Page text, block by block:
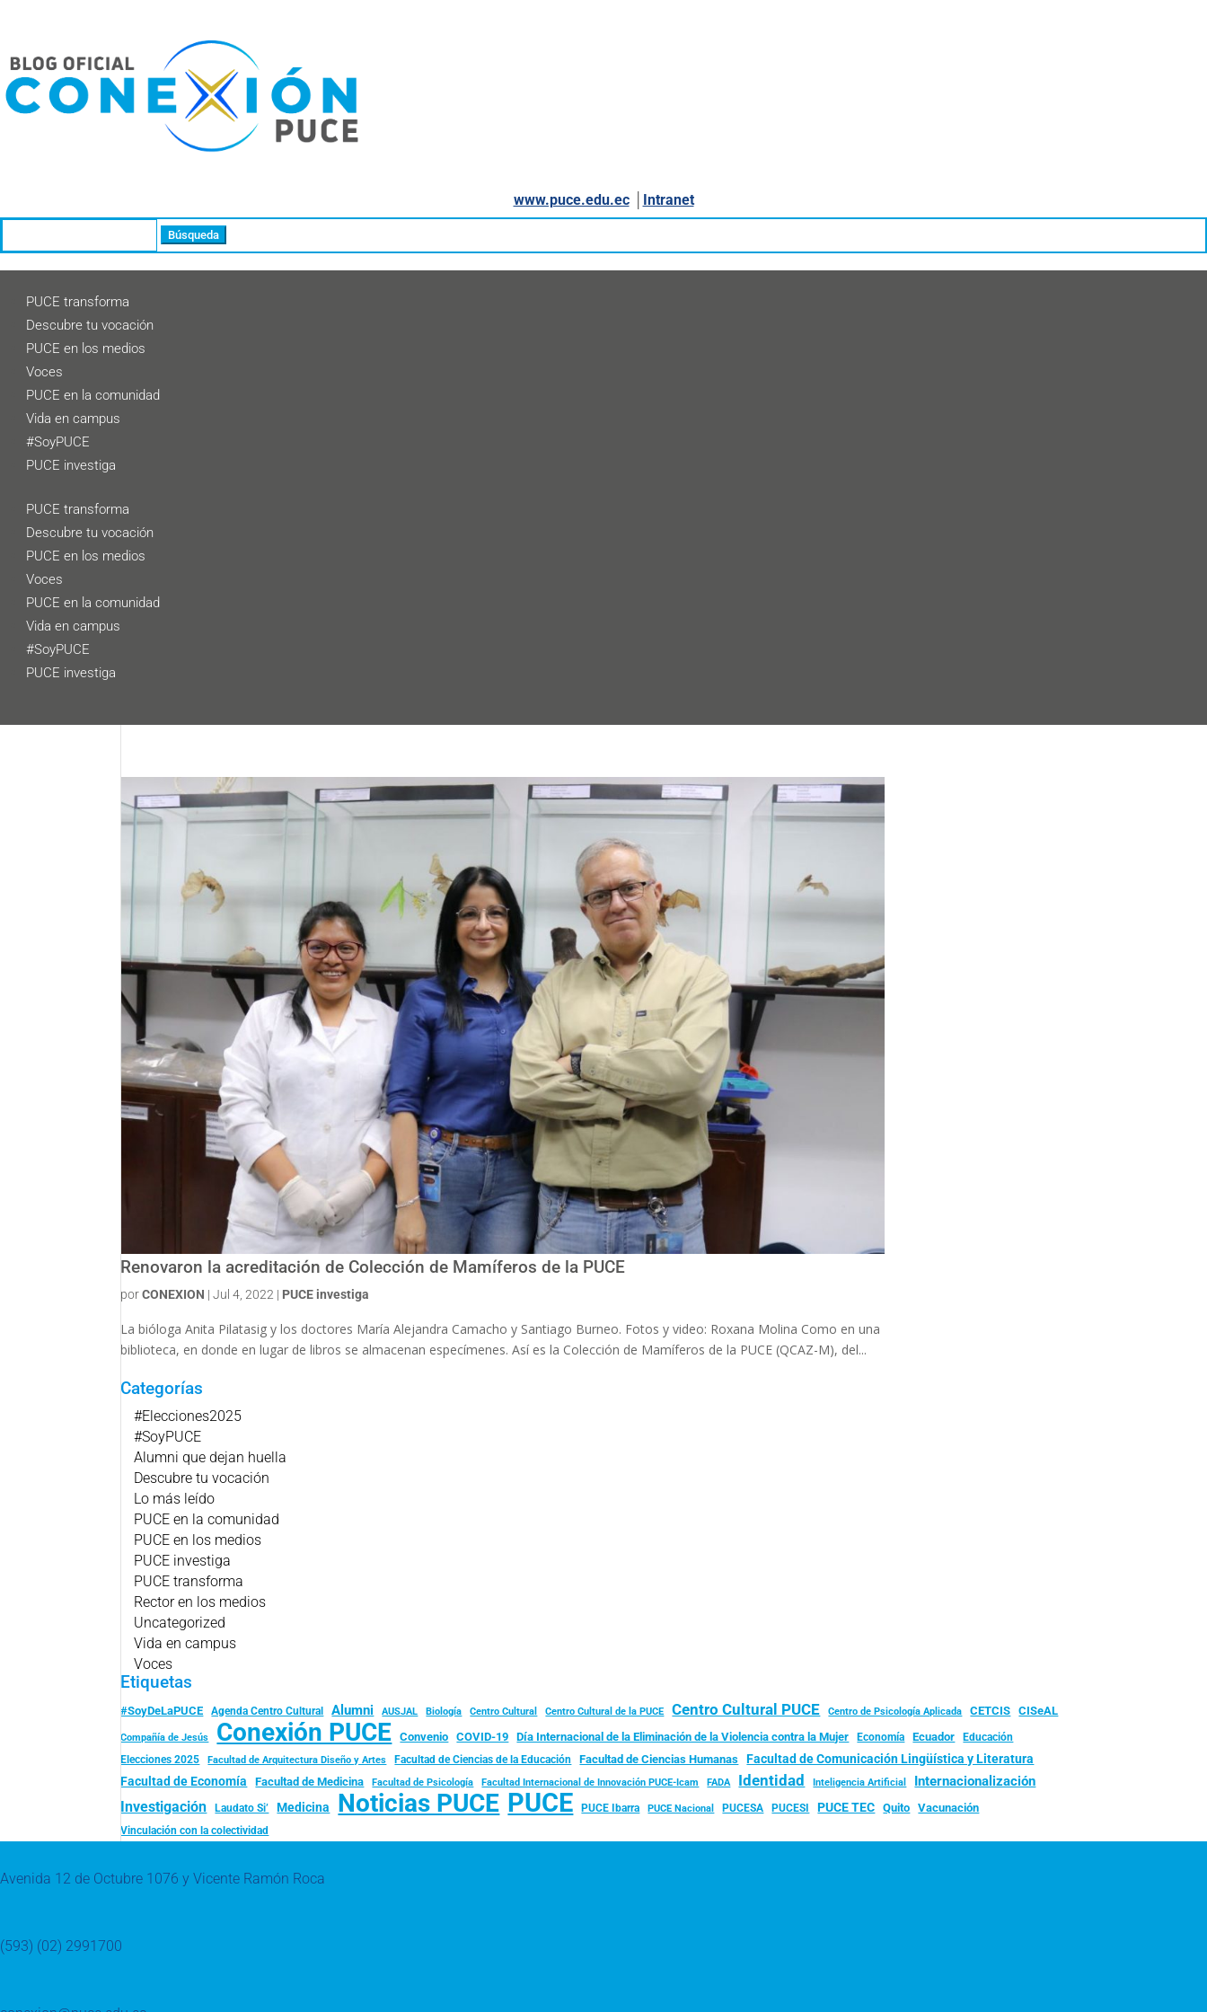
www.puce.edu.ec│ Intranet
PUCE transforma
Descubre tu vocación
PUCE en los medios
Voces
PUCE en la comunidad
Vida en campus
#SoyPUCE
PUCE investiga
PUCE transforma
Descubre tu vocación
PUCE en los medios
Voces
PUCE en la comunidad
Vida en campus
#SoyPUCE
PUCE investiga
Renovaron la acreditación de Colección de Mamíferos de la PUCE
porCONEXION |Jul 4, 2022 | PUCE investiga
La bióloga Anita Pilatasig y los doctores María Alejandra Camacho y Santiago Burneo. Fotos y video: Roxana Molina Como en una
biblioteca, en donde en lugar de libros se almacenan especímenes. Así es la Colección de Mamíferos de la PUCE (QCAZ-M), del...
Categorías
#Elecciones2025
#SoyPUCE
Alumni que dejan huella
Descubre tu vocación
Lo más leído
PUCE en la comunidad
PUCE en los medios
PUCE investiga
PUCE transforma
Rector en los medios
Uncategorized
Vida en campus
Voces
Etiquetas
#SoyDeLaPUCE Agenda Centro Cultural Alumni AUSJAL Biología Centro Cultural Centro Cultural de la PUCE Centro Cultural PUCE Centro de Psicología Aplicada CETCIS CISeAL
Compañía de Jesús Conexión PUCE Convenio COVID-19 Día Internacional de la Eliminación de la Violencia contra la Mujer Economía Ecuador
Educación
Elecciones 2025
Facultad de Arquitectura Diseño y Artes Facultad de Ciencias de la Educación Facultad de Ciencias Humanas Facultad de Comunicación Lingüística y Literatura
Facultad de Economía Facultad de Medicina Facultad de Psicología Facultad Internacional de Innovación PUCE-Icam FADA Identidad Inteligencia Artificial Internacionalización
Investigación Laudato Si’ Medicina Noticias PUCE PUCE PUCE Ibarra PUCE Nacional PUCESA PUCESI PUCE TEC Quito Vacunación
Vinculación con la colectividad
Avenida 12 de Octubre 1076 y Vicente Ramón Roca
(593) (02) 2991700